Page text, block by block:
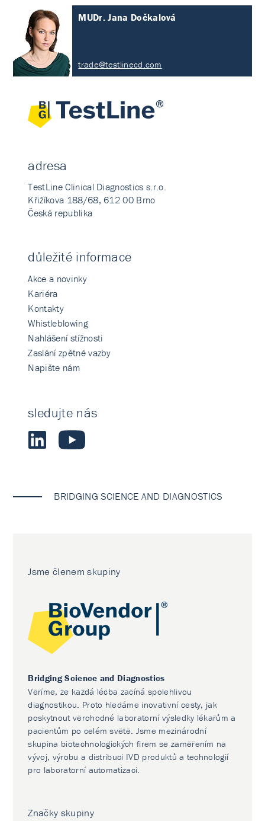
MUDr. Jana Dočkalová
trade@testlinecd.com
adresa
TestLine Clinical Diagnostics s.r.o.
Křižíkova 188/68, 612 00 Brno
Česká republika
důležité informace
Akce a novinky
Kariéra
Kontakty
Whistleblowing
Nahlášení stížnosti
Zaslání zpětné vazby
Napište nám
sledujte nás
BRIDGING SCIENCE AND DIAGNOSTICS
Jsme členem skupiny
Bridging Science and Diagnostics
Věříme, že každá léčba začíná spolehlivou
diagnostikou. Proto hledáme inovativní cesty, jak
poskytnout věrohodné laboratorní výsledky lékařům a
pacientům po celém světě. Jsme mezinárodní
skupina biotechnologických firem se zaměřením na
vývoj, výrobu a distribuci IVD produktů a technologií
pro laboratorní automatizaci.
Značky skupiny